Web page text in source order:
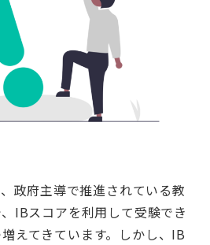
政府主導で推進されている教
IBスコアを利用して受験でき
えてきています。しかし、IB